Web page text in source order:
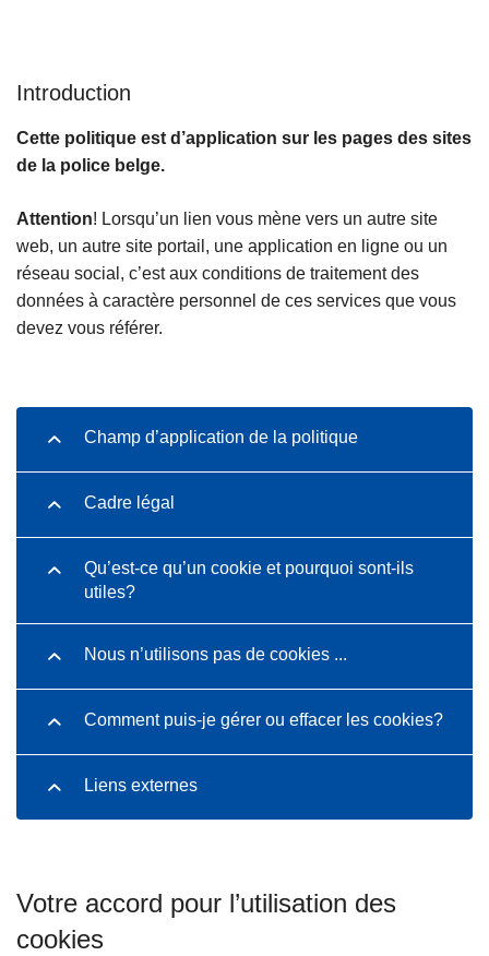
Introduction
Cette politique est d’application sur les pages des sites
de la police belge.
Attention! Lorsqu’un lien vous mène vers un autre site
web, un autre site portail, une application en ligne ou un
réseau social, c’est aux conditions de traitement des
données à caractère personnel de ces services que vous
devez vous référer.
Champ d’application de la politique
Cadre légal
Qu’est-ce qu’un cookie et pourquoi sont-ils
utiles?
Nous n’utilisons pas de cookies ...
Comment puis-je gérer ou effacer les cookies?
Liens externes
Votre accord pour l’utilisation des
cookies